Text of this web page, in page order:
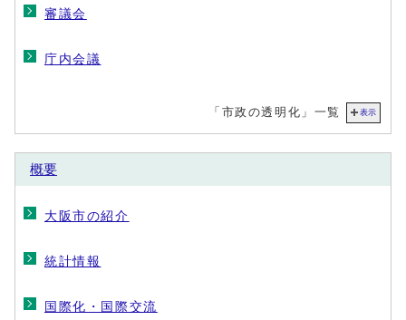
審議会
庁内会議
「市政の透明化」一覧 表示
概要
大阪市の紹介
統計情報
国際化・国際交流